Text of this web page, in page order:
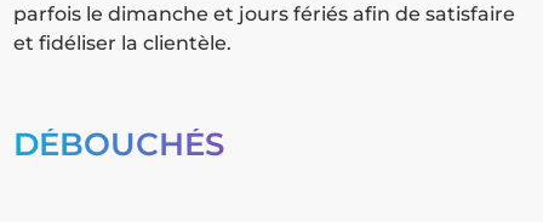
parfois le dimanche et jours fériés afin de satisfaire
et fidéliser la clientèle.
DÉBOUCHÉS